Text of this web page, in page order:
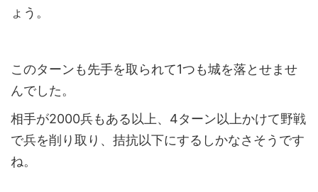
ょう。
このターンも先手を取られて1つも城を落とせませ
んでした。
相手が2000兵もある以上、4ターン以上かけて野戦
で兵を削り取り、拮抗以下にするしかなさそうです
ね。